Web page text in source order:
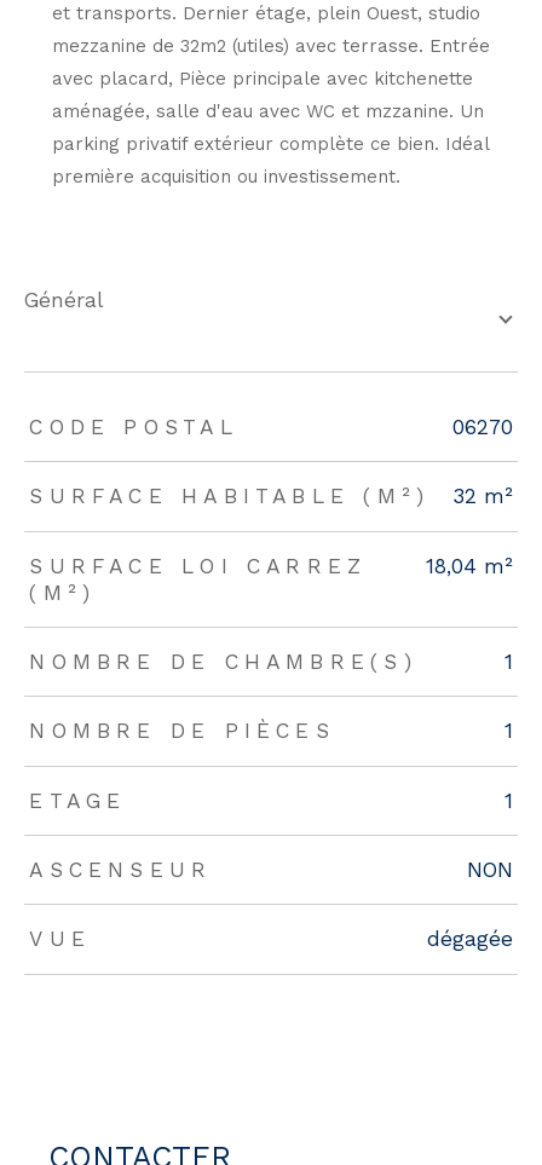
et transports. Dernier étage, plein Ouest, studio
mezzanine de 32m2 (utiles) avec terrasse. Entrée
avec placard, Pièce principale avec kitchenette
aménagée, salle d'eau avec WC et mzzanine. Un
parking privatif extérieur complète ce bien. Idéal
première acquisition ou investissement.
général
TRAD_ZEPHYR_Caracteristique TRAD_ZEPHYR_Valeurs
CODE POSTAL 06270
SURFACE HABITABLE (M²) 32 m²
SURFACE LOI CARREZ
(M²)
18,04 m²
NOMBRE DE CHAMBRE(S) 1
NOMBRE DE PIÈCES 1
ETAGE 1
ASCENSEUR NON
VUE dégagée
CONTACTER